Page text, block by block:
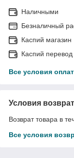
Наличными
Безналичный
Каспий магазин
Каспий перевод
Все условия
Условия
Возврат товара в
Все условия